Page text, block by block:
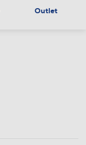
Outlet